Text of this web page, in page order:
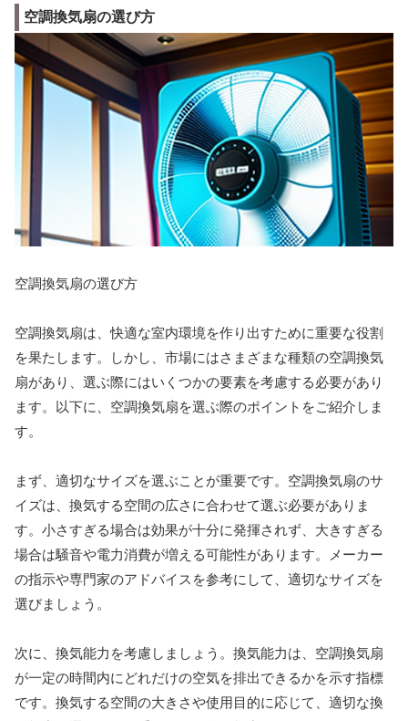
空調換気扇の選び方
空調換気扇の選び方
空調換気扇は、快適な室内環境を作り出すために重要な役割
を果たします。しかし、市場にはさまざまな種類の空調換気
扇があり、選ぶ際にはいくつかの要素を考慮する必要があり
ます。以下に、空調換気扇を選ぶ際のポイントをご紹介しま
す。
まず、適切なサイズを選ぶことが重要です。空調換気扇のサ
イズは、換気する空間の広さに合わせて選ぶ必要がありま
す。小さすぎる場合は効果が十分に発揮されず、大きすぎる
場合は騒音や電力消費が増える可能性があります。メーカー
の指示や専門家のアドバイスを参考にして、適切なサイズを
選びましょう。
次に、換気能力を考慮しましょう。換気能力は、空調換気扇
が一定の時間内にどれだけの空気を排出できるかを示す指標
です。換気する空間の大きさや使用目的に応じて、適切な換